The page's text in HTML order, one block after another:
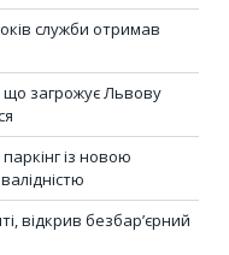
служби отримав
що загрожує Львову
із новою
відкрив безбар’єрний